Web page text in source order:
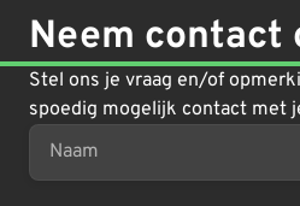
Neem contact
Stel ons je vraag en/of
spoedig mogelijk contact met